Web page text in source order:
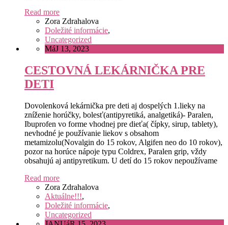
Read more
Zora Zdrahalova
Doležité informácie,
Uncategorized
MáJ 13, 2023
CESTOVNÁ LEKÁRNIČKA PRE
DETI
Dovolenková lekárnička pre deti aj dospelých 1.lieky na
zníženie horúčky, bolesť(antipyretiká, analgetiká)- Paralen,
Ibuprofen vo forme vhodnej pre dieťa( čípky, sirup, tablety),
nevhodné je používanie liekov s obsahom
metamizolu(Novalgin do 15 rokov, Algifen neo do 10 rokov),
pozor na horúce nápoje typu Coldrex, Paralen grip, vždy
obsahujú aj antipyretikum. U detí do 15 rokov nepoužívame
Read more
Zora Zdrahalova
Aktuálne!!!,
Doležité informácie,
Uncategorized